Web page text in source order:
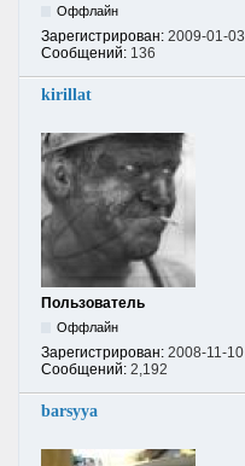
Оффлайн
Зарегистрирован: 2009-01-03
Сообщений: 136
kirillat
Пользователь
Оффлайн
Зарегистрирован: 2008-11-10
Сообщений: 2,192
barsyya